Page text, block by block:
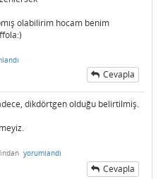
olabilirim hocam benim
Cevapla
dikdörtgen olduğu belirtilmiş.
yorumlandı
Cevapla